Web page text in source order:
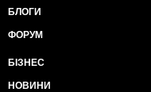
БЛОГИ
ФОРУМ
БІЗНЕС
НОВИНИ